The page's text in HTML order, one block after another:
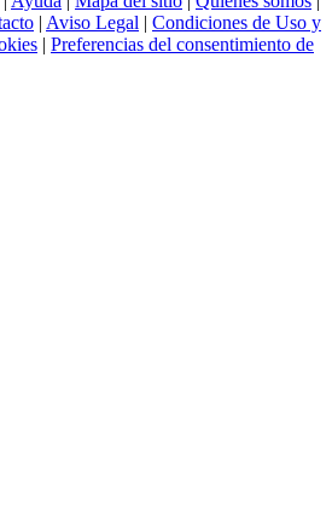
| Aviso Legal | Condiciones de Uso y
| Preferencias del consentimiento de